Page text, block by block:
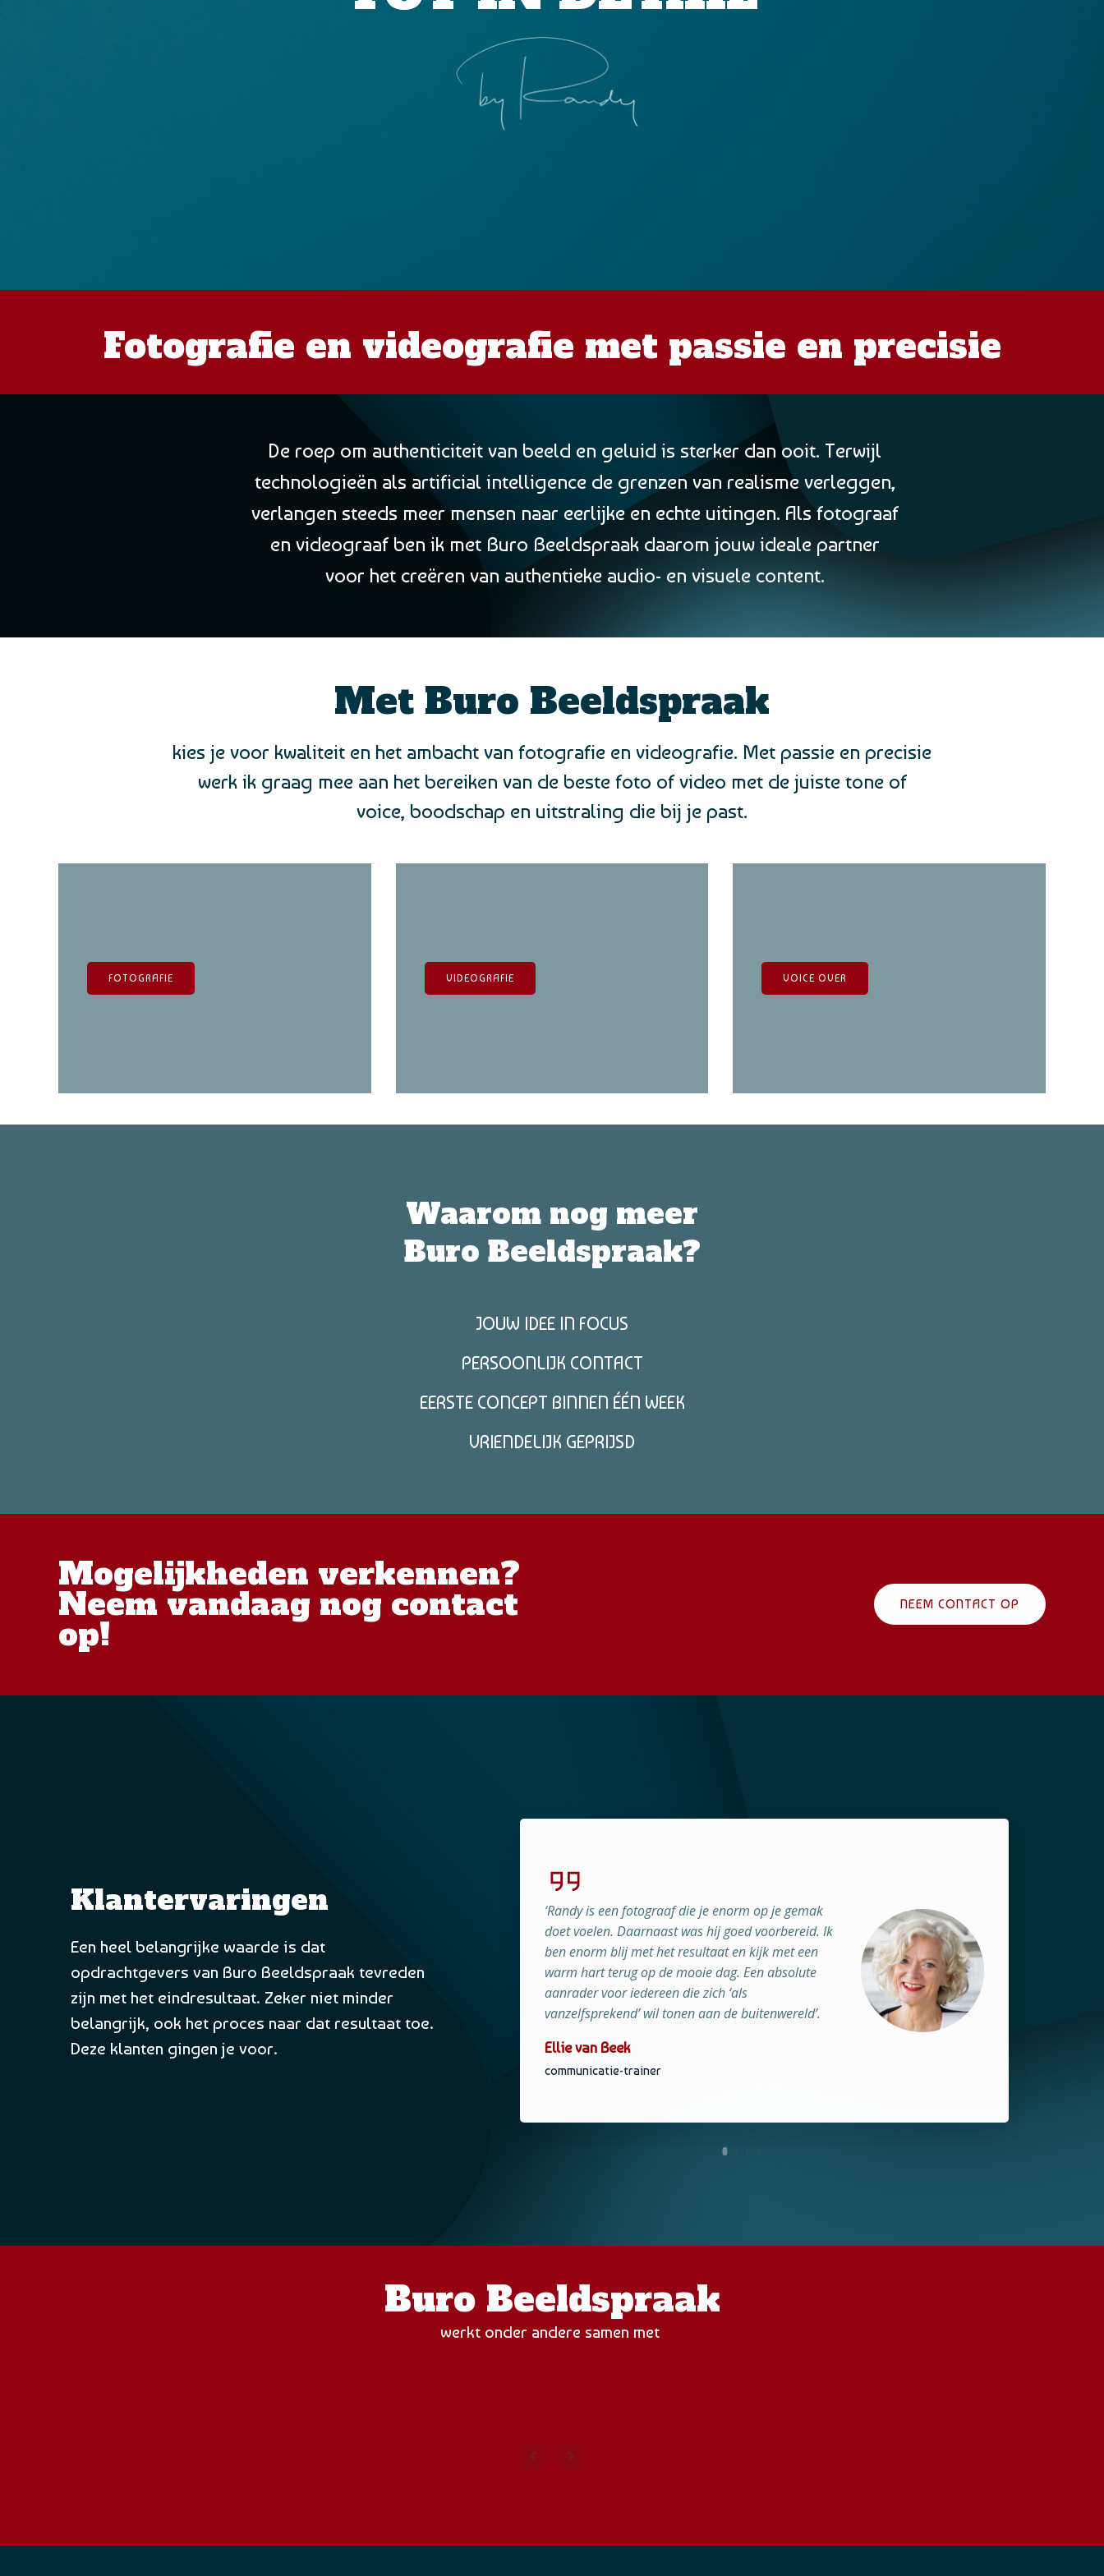
Fotografie en videografie met passie en precisie
De roep om authenticiteit van beeld en geluid is sterker dan ooit. Terwijl
technologieën als artificial intelligence de grenzen van realisme verleggen,
verlangen steeds meer mensen naar eerlijke en echte uitingen. Als fotograaf
en videograaf ben ik met Buro Beeldspraak daarom jouw ideale partner
voor het creëren van authentieke audio- en visuele content.
Met Buro Beeldspraak
kies je voor kwaliteit en het ambacht van fotografie en videografie. Met passie en precisie
werk ik graag mee aan het bereiken van de beste foto of video met de juiste tone of
voice, boodschap en uitstraling die bij je past.
FOTOGRAFIE VIDEOGRAFIE VOICE OVER
Waarom nog meer
Buro Beeldspraak?
JOUW IDEE IN FOCUS
PERSOONLIJK CONTACT
EERSTE CONCEPT BINNEN ÉÉN WEEK
VRIENDELIJK GEPRIJSD
Mogelijkheden verkennen?
Neem vandaag nog contact
op!
NEEM CONTACT OP
Klantervaringen
Een heel belangrijke waarde is dat
opdrachtgevers van Buro Beeldspraak tevreden
zijn met het eindresultaat. Zeker niet minder
belangrijk, ook het proces naar dat resultaat toe.
Deze klanten gingen je voor.
Randy weet met zijn camera de essentie van mijn werk tot leven te
brengen. Onze samenwerking, mijn vertrouwen in zijn vakwerk en
onze gedeelde passie voor schoonheid is, bij het zien van het resultaat,
iedere keer weer magisch!
beeldend kunstenaar
‘Randy is een fotograaf die je enorm op je gemak
doet voelen. Daarnaast was hij goed voorbereid. Ik
ben enorm blij met het resultaat en kijk met een
warm hart terug op de mooie dag. Een absolute
aanrader voor iedereen die zich ‘als
vanzelfsprekend’ wil tonen aan de buitenwereld’.
Ellie van Beek
communicatie-trainer
Buro Beeldspraak
werkt onder andere samen met